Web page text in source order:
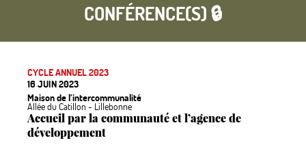
CONFÉRENCE(S) 🔒
CYCLE ANNUEL 2023
16 JUIN 2023
Maison de l’intercommunalité
Allée du Catillon - Lillebonne
Accueil par la communauté et l’agence de
développement